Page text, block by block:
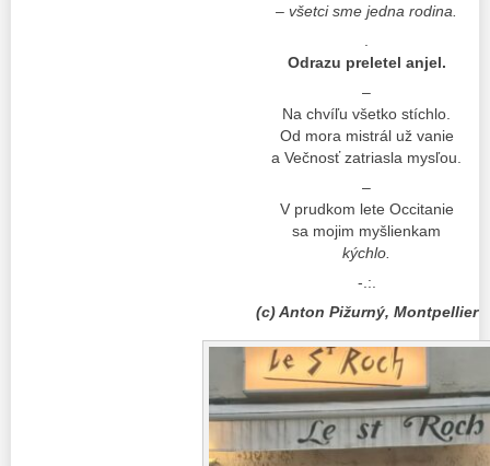
– všetci sme jedna rodina.
Odrazu preletel anjel.
–
Na chvíľu všetko stíchlo.
Od mora mistrál už vanie
a Večnosť zatriasla mysľou.
–
V prudkom lete Occitanie
sa mojim myšlienkam
kýchlo.
-.:.
(c) Anton Pižurný, Montpellier